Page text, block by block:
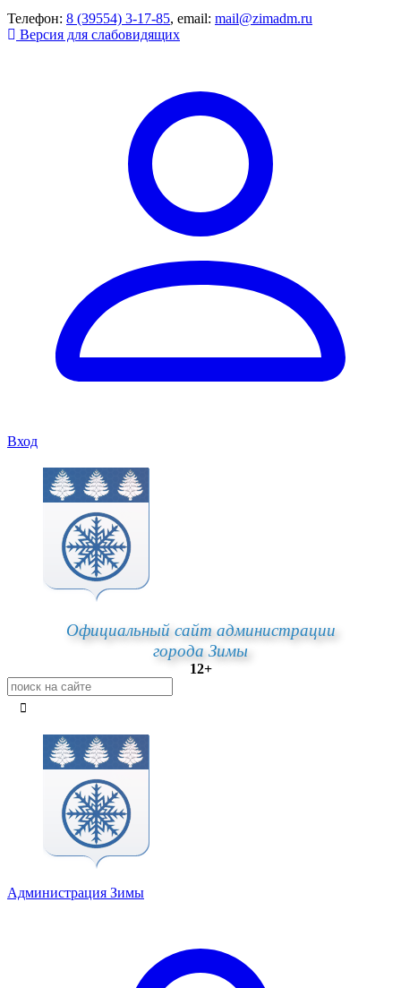
Телефон: 8 (39554) 3-17-85, email: mail@zimadm.ru
Версия для слабовидящих
Вход
Официальный сайт администрации
города Зимы
12+
Администрация Зимы